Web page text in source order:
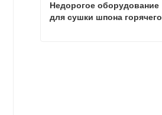
Недорогое оборудование
для сушки шпона горячего